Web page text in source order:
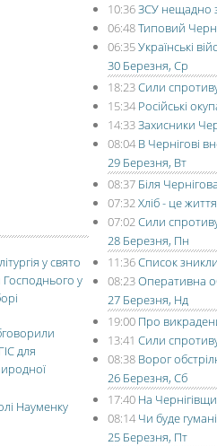
10:36ЗСУ нещадно
06:48Типовий
06:35Українські
30 Березня, Ср
18:23Сили
15:34 Російські
14:33Захисники
08:04 В Чернігові
29 Березня, Вт
08:37 Біля
07:32Хліб - це
07:02Сили
28 Березня, Пн
11:36Список
08:23Оперативна
27 Березня, Нд
19:00 Про
13:41 Сили
08:38 Ворог
26 Березня, Сб
17:40 На
08:14 Чи буде
25 Березня, Пт
у свято
у
для
Науменку